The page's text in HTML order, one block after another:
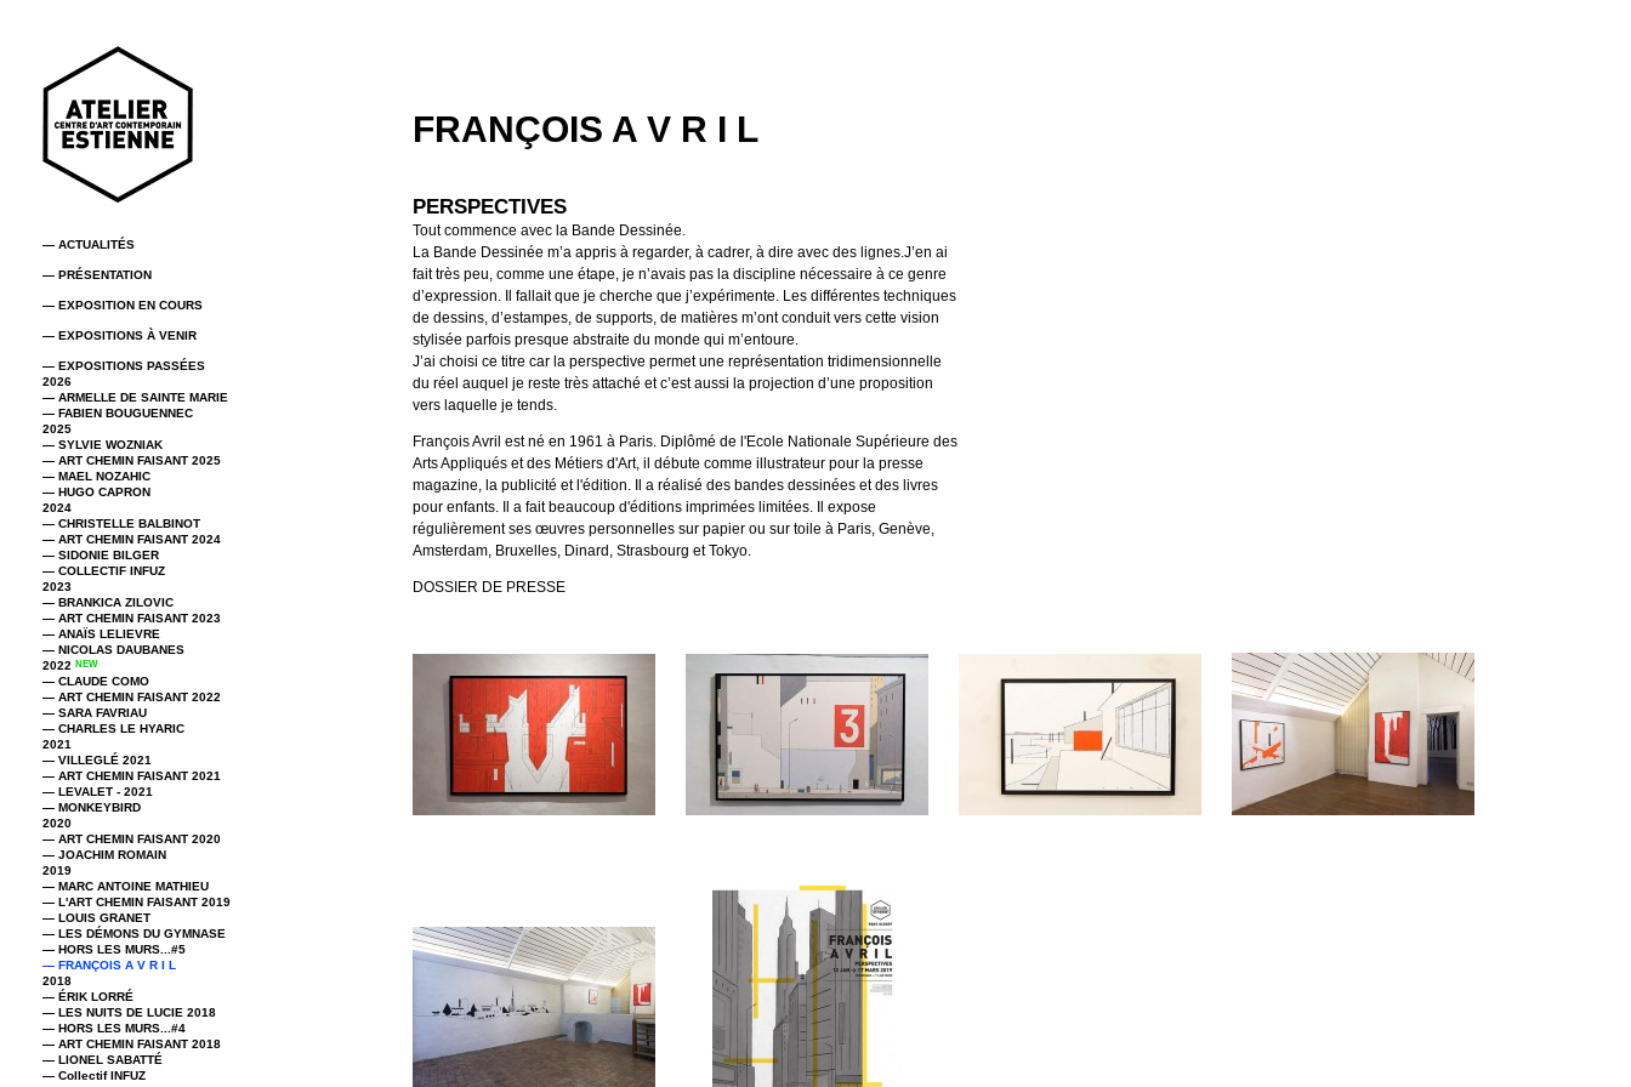
— ACTUALITÉS
— PRÉSENTATION
— EXPOSITION EN COURS
— EXPOSITIONS À VENIR
— EXPOSITIONS PASSÉES
2026
— ARMELLE DE SAINTE MARIE
— FABIEN BOUGUENNEC
2025
— SYLVIE WOZNIAK
— ART CHEMIN FAISANT 2025
— MAEL NOZAHIC
— HUGO CAPRON
2024
— CHRISTELLE BALBINOT
— ART CHEMIN FAISANT 2024
— SIDONIE BILGER
— COLLECTIF INFUZ
2023
— BRANKICA ZILOVIC
— ART CHEMIN FAISANT 2023
— ANAÏS LELIEVRE
— NICOLAS DAUBANES
2022 NEW
— CLAUDE COMO
— ART CHEMIN FAISANT 2022
— SARA FAVRIAU
— CHARLES LE HYARIC
2021
— VILLEGLÉ 2021
— ART CHEMIN FAISANT 2021
— LEVALET - 2021
— MONKEYBIRD
2020
— ART CHEMIN FAISANT 2020
— JOACHIM ROMAIN
2019
— MARC ANTOINE MATHIEU
— L'ART CHEMIN FAISANT 2019
— LOUIS GRANET
— LES DÉMONS DU GYMNASE
— HORS LES MURS...#5
— FRANÇOIS A V R I L
2018
— ÉRIK LORRÉ
— LES NUITS DE LUCIE 2018
— HORS LES MURS...#4
— ART CHEMIN FAISANT 2018
— LIONEL SABATTÉ
— Collectif INFUZ
FRANÇOIS A V R I L
PERSPECTIVES
Tout commence avec la Bande Dessinée.
La Bande Dessinée m’a appris à regarder, à cadrer, à dire avec des lignes.J’en ai
fait très peu, comme une étape, je n’avais pas la discipline nécessaire à ce genre
d’expression. Il fallait que je cherche que j’expérimente. Les différentes techniques
de dessins, d’estampes, de supports, de matières m’ont conduit vers cette vision
stylisée parfois presque abstraite du monde qui m’entoure.
J’ai choisi ce titre car la perspective permet une représentation tridimensionnelle
du réel auquel je reste très attaché et c’est aussi la projection d’une proposition
vers laquelle je tends.
François Avril est né en 1961 à Paris. Diplômé de l'Ecole Nationale Supérieure des
Arts Appliqués et des Métiers d'Art, il débute comme illustrateur pour la presse
magazine, la publicité et l'édition. Il a réalisé des bandes dessinées et des livres
pour enfants. Il a fait beaucoup d'éditions imprimées limitées. Il expose
régulièrement ses œuvres personnelles sur papier ou sur toile à Paris, Genève,
Amsterdam, Bruxelles, Dinard, Strasbourg et Tokyo.
DOSSIER DE PRESSE